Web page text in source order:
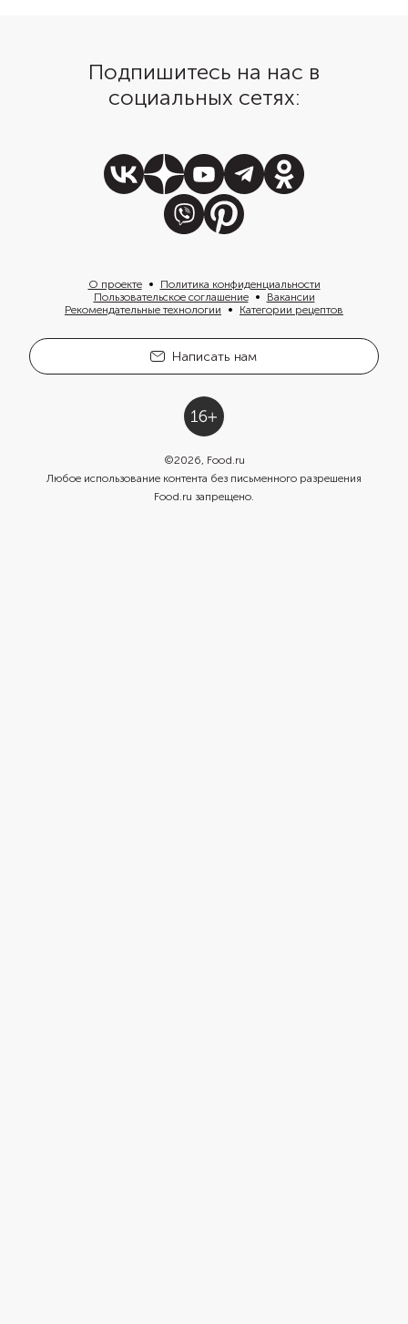
Подпишитесь на нас в
социальных сетях:
О проекте
Политика конфиденциальности
Пользовательское соглашение
Вакансии
Рекомендательные технологии
Категории рецептов
Написать нам
©2026, Food.ru
Любое использование контента без письменного разрешения
Food.ru запрещено.